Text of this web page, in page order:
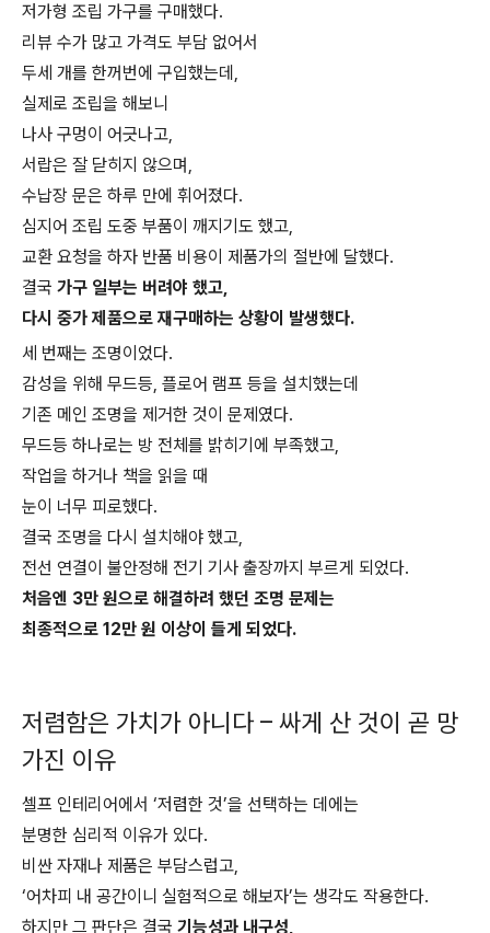
저가형 조립 가구를 구매했다.
리뷰 수가 많고 가격도 부담 없어서
두세 개를 한꺼번에 구입했는데,
실제로 조립을 해보니
나사 구멍이 어긋나고,
서랍은 잘 닫히지 않으며,
수납장 문은 하루 만에 휘어졌다.
심지어 조립 도중 부품이 깨지기도 했고,
교환 요청을 하자 반품 비용이 제품가의 절반에 달했다.
결국 가구 일부는 버려야 했고,
다시 중가 제품으로 재구매하는 상황이 발생했다.
세 번째는 조명이었다.
감성을 위해 무드등, 플로어 램프 등을 설치했는데
기존 메인 조명을 제거한 것이 문제였다.
무드등 하나로는 방 전체를 밝히기에 부족했고,
작업을 하거나 책을 읽을 때
눈이 너무 피로했다.
결국 조명을 다시 설치해야 했고,
전선 연결이 불안정해 전기 기사 출장까지 부르게 되었다.
처음엔 3만 원으로 해결하려 했던 조명 문제는
최종적으로 12만 원 이상이 들게 되었다.
저렴함은 가치가 아니다 – 싸게 산 것이 곧 망
가진 이유
셀프 인테리어에서 ‘저렴한 것’을 선택하는 데에는
분명한 심리적 이유가 있다.
비싼 자재나 제품은 부담스럽고,
‘어차피 내 공간이니 실험적으로 해보자’는 생각도 작용한다.
하지만 그 판단은 결국 기능성과 내구성,